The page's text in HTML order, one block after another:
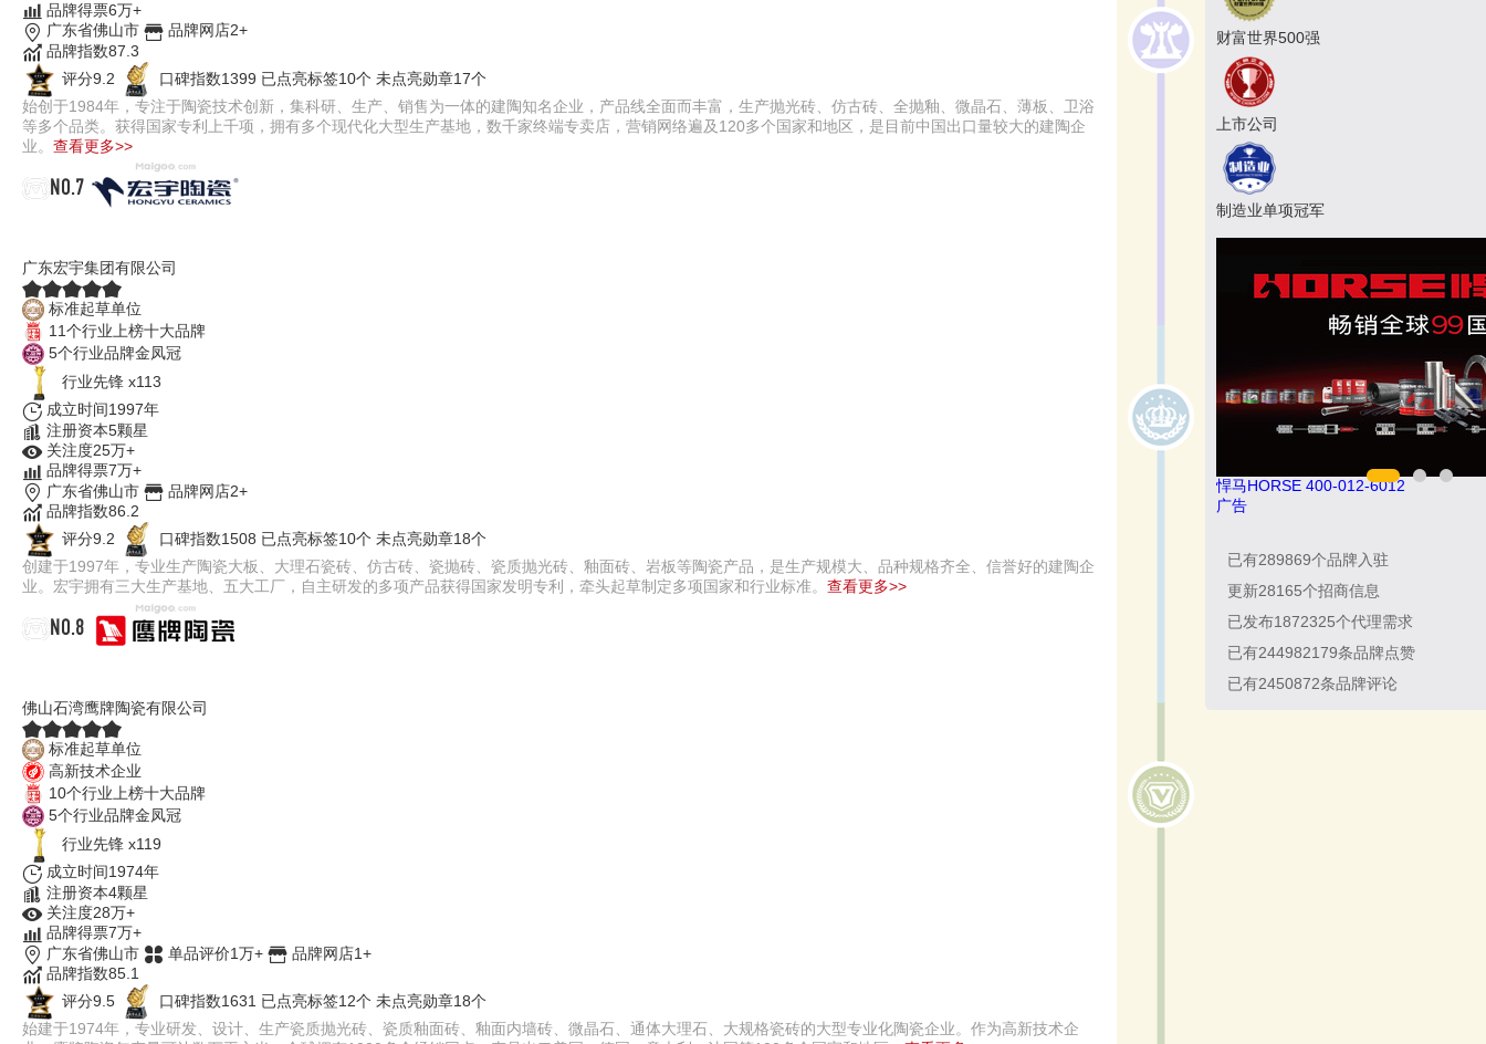
品牌得票6万+
广东省佛山市
品牌网店2+
品牌指数87.3
评分9.2
口碑指数1399 已点亮标签10个 未点亮勋章17个
始创于1984年，专注于陶瓷技术创新，集科研、生产、销售为一体的建陶知名企业，产品线全面而丰富，生产抛光砖、仿古砖、全抛釉、微晶石、薄板、卫浴
等多个品类。获得国家专利上千项，拥有多个现代化大型生产基地，数千家终端专卖店，营销网络遍及120多个国家和地区，是目前中国出口量较大的建陶企
业。 查看更多>>
NO.7
广东宏宇集团有限公司
标准起草单位
11个行业上榜十大品牌
5个行业品牌金凤冠
行业先锋 x113
成立时间1997年
注册资本5颗星
关注度25万+
品牌得票7万+
广东省佛山市
品牌网店2+
品牌指数86.2
评分9.2
口碑指数1508 已点亮标签10个 未点亮勋章18个
创建于1997年，专业生产陶瓷大板、大理石瓷砖、仿古砖、瓷抛砖、瓷质抛光砖、釉面砖、岩板等陶瓷产品，是生产规模大、品种规格齐全、信誉好的建陶企
业。宏宇拥有三大生产基地、五大工厂，自主研发的多项产品获得国家发明专利，牵头起草制定多项国家和行业标准。 查看更多>>
NO.8
佛山石湾鹰牌陶瓷有限公司
标准起草单位
高新技术企业
10个行业上榜十大品牌
5个行业品牌金凤冠
行业先锋 x119
成立时间1974年
注册资本4颗星
关注度28万+
品牌得票7万+
广东省佛山市
单品评价1万+
品牌网店1+
品牌指数85.1
评分9.5
口碑指数1631 已点亮标签12个 未点亮勋章18个
始建于1974年，专业研发、设计、生产瓷质抛光砖、瓷质釉面砖、釉面内墙砖、微晶石、通体大理石、大规格瓷砖的大型专业化陶瓷企业。作为高新技术企
财富世界500强
上市公司
制造业单项冠军
悍马HORSE 400-012-6012
广告
已有289869个品牌入驻
更新28165个招商信息
已发布1872325个代理需求
已有244982179条品牌点赞
已有2450872条品牌评论